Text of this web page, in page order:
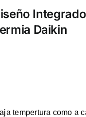
Daikin
tempertura como a